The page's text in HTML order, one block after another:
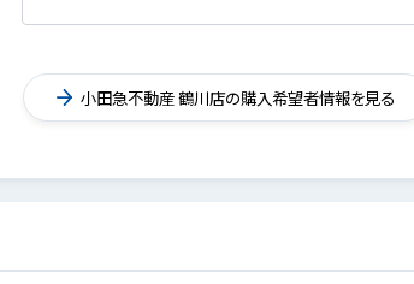
小田急不動産 鶴川店の購入希望者情報を見る